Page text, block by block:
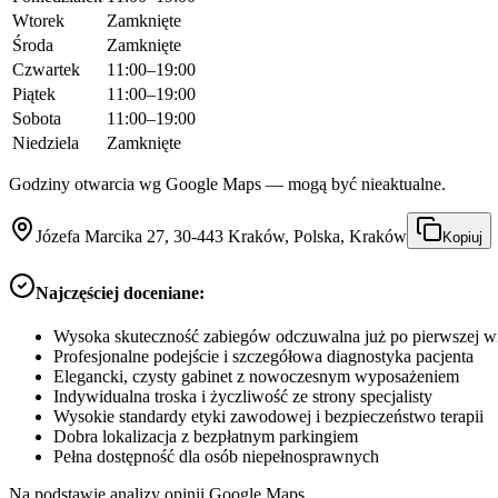
Wtorek
Zamknięte
Środa
Zamknięte
Czwartek
11:00–19:00
Piątek
11:00–19:00
Sobota
11:00–19:00
Niedziela
Zamknięte
Godziny otwarcia wg Google Maps — mogą być nieaktualne.
Józefa Marcika 27, 30-443 Kraków, Polska, Kraków Kopiuj
Najczęściej doceniane:
Wysoka skuteczność zabiegów odczuwalna już po pierwszej
Profesjonalne podejście i szczegółowa diagnostyka pacjenta
Elegancki, czysty gabinet z nowoczesnym wyposażeniem
Indywidualna troska i życzliwość ze strony specjalisty
Wysokie standardy etyki zawodowej i bezpieczeństwo terapii
Dobra lokalizacja z bezpłatnym parkingiem
Pełna dostępność dla osób niepełnosprawnych